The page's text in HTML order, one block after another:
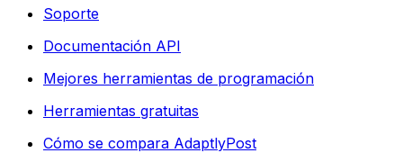
Soporte
Documentación API
Mejores herramientas de programación
Herramientas gratuitas
Cómo se compara AdaptlyPost